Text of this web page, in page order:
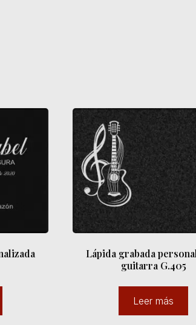
Lápida grabada
guitarra G.405
Leer más